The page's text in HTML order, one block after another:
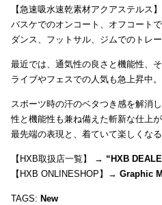
【急速吸水速乾素材アクアステルス
バスケでのオンコート、オフコートで
ダンス、フットサル、ジムでのトレ
最近では、通気性の良さと機能性、
ライブやフェスでの人気も急上昇中。
スポーツ時の汗のベタつき感を解消
性と機能性も兼ね備えた斬新な仕上が
最先端の表現と、着ていて楽しくな
【HXB取扱店一覧】 → “HXB
【HXB ONLINESHOP】→ Graphic
TAGS: New